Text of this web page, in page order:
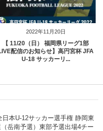
2022年11月20日
【 11/20（日） 福岡県リーグ1部
配信のお知らせ】高円宮杯 JFA
U-18 サッカーリ...
日本U-12サッカー選手権 静岡東
岳南予選）東部予選出場4チー